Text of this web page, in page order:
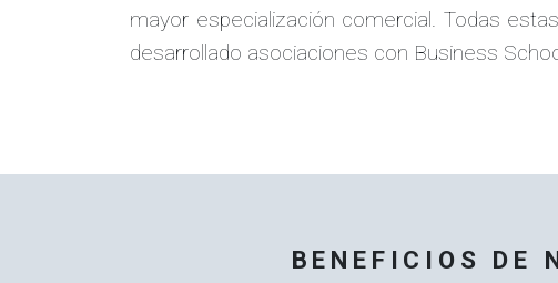
mayor especialización comercial. Todas
desarrollado asociaciones con Business
BENEFICIOS DE